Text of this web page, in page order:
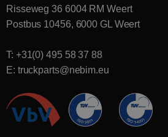
Risseweg 36 6004 RM Weert
Postbus 10456, 6000 GL Weert
T: +31(0) 495 58 37 88
E: truckparts@nebim.eu